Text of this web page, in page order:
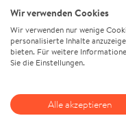
Wir verwenden Cookies
Wir verwenden nur wenige
personalisierte Inhalte
bieten. Für weitere
Sie die Einstellungen.
Alle akzeptieren